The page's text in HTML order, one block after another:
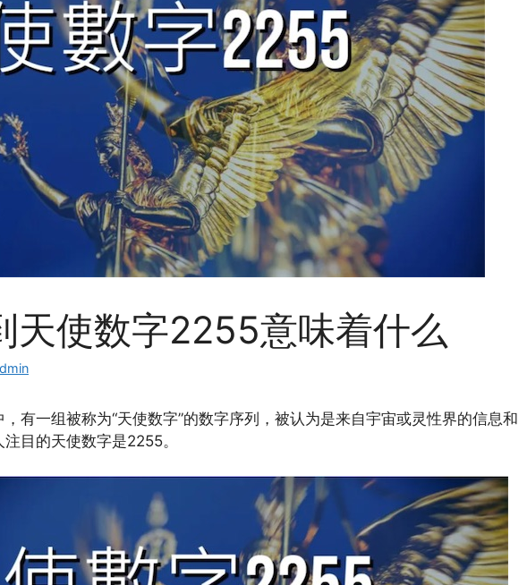
天使数字2255意味着什么
有一组被称为“天使数字”的数字序列，被认为是来自宇宙或灵性界的信息和
目的天使数字是2255。